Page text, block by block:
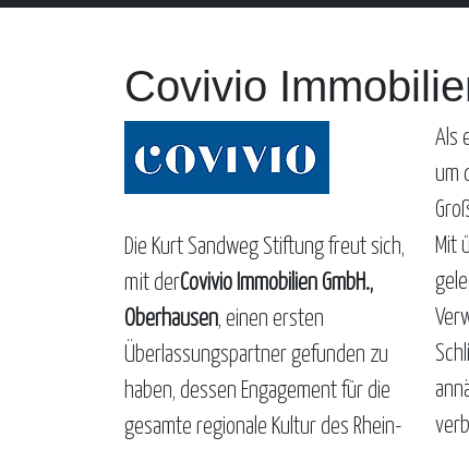
Covivio
Die Kurt Sandweg Stiftung freut sich,
mit derCovivio Immobilien GmbH.,
Oberhausen, einen ersten
Überlassungspartner gefunden zu
haben, dessen Engagement für die
gesamte regionale Kultur des Rhein-
Als
um
Mit